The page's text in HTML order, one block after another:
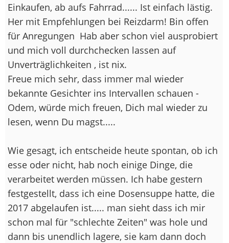
Einkaufen, ab aufs Fahrrad...... Ist einfach lästig.
Her mit Empfehlungen bei Reizdarm! Bin offen
für Anregungen Hab aber schon viel ausprobiert
und mich voll durchchecken lassen auf
Unverträglichkeiten , ist nix.
Freue mich sehr, dass immer mal wieder
bekannte Gesichter ins Intervallen schauen -
Odem, würde mich freuen, Dich mal wieder zu
lesen, wenn Du magst.....
Wie gesagt, ich entscheide heute spontan, ob ich
esse oder nicht, hab noch einige Dinge, die
verarbeitet werden müssen. Ich habe gestern
festgestellt, dass ich eine Dosensuppe hatte, die
2017 abgelaufen ist..... man sieht dass ich mir
schon mal für "schlechte Zeiten" was hole und
dann bis unendlich lagere, sie kam dann doch